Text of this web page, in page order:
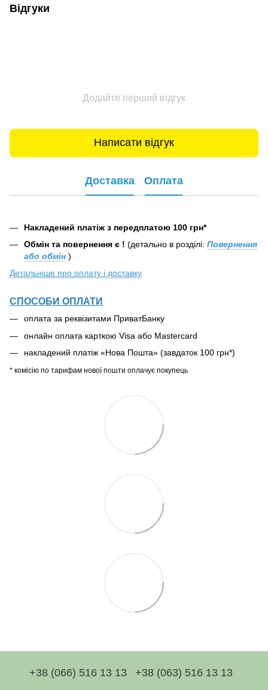
Відгуки
Додайте перший відгук
Написати відгук
Доставка Оплата
Накладений платіж з передплатою 100 грн*
Обмін та повернення є ! (детально в розділі: Повернення
або обмін )
Детальніше про оплату і доставку
СПОСОБИ ОПЛАТИ
оплата за реквізитами ПриватБанку
онлайн оплата карткою Visa або Mastercard
накладений платіж «Нова Пошта» (завдаток 100 грн*)
* комісію по тарифам нової пошти оплачує покупець
+38 (066) 516 13 13 +38 (063) 516 13 13